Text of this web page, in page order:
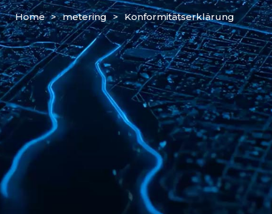
Home > metering > Konformitätserklärung